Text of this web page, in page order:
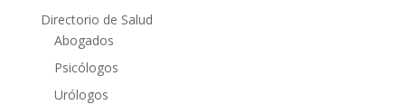
Directorio de Salud
Abogados
Psicólogos
Urólogos